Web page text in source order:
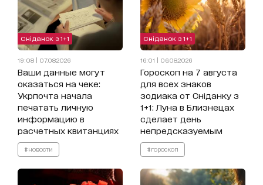
Сніданок з 1+1
19:08 | 07.08.2026
Ваши данные могут
оказаться на чеке:
Укрпочта начала
печатать личную
информацию в
расчетных квитанциях
#новости
Сніданок з 1+1
16:01 | 06.08.2026
Гороскоп на 7 августа
для всех знаков
зодиака от Сніданку з
1+1: Луна в Близнецах
сделает день
непредсказуемым
#гороскоп